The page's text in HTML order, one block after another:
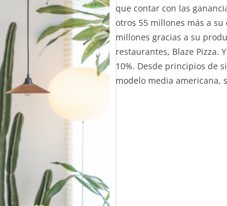
que contar con las
otros 55 millones más a
millones gracias a su
restaurantes, Blaze Pizza.
10%. Desde principios de
modelo media americana,